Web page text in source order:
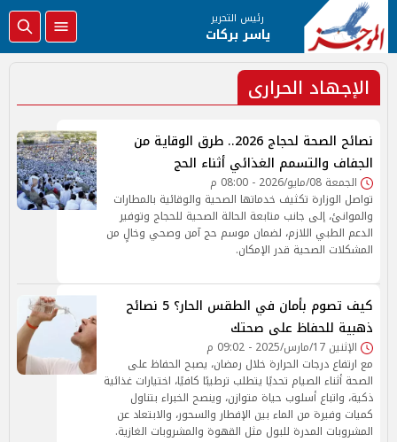
رئيس التحرير
ياسر بركات
الإجهاد الحرارى
نصائح الصحة لحجاج 2026.. طرق الوقاية من
الجفاف والتسمم الغذائي أثناء الحج
الجمعة 08/مايو/2026 - 08:00 م
تواصل الوزارة تكثيف خدماتها الصحية والوقائية بالمطارات
والموانئ، إلى جانب متابعة الحالة الصحية للحجاج وتوفير
الدعم الطبي اللازم، لضمان موسم حج آمن وصحي وخالٍ من
المشكلات الصحية قدر الإمكان.
كيف تصوم بأمان في الطقس الحار؟ 5 نصائح
ذهبية للحفاظ على صحتك
الإثنين 17/مارس/2025 - 09:02 م
مع ارتفاع درجات الحرارة خلال رمضان، يصبح الحفاظ على
الصحة أثناء الصيام تحديًا يتطلب ترطيبًا كافيًا، اختيارات غذائية
ذكية، واتباع أسلوب حياة متوازن، وينصح الخبراء بتناول
كميات وفيرة من الماء بين الإفطار والسحور، والابتعاد عن
المشروبات المدرة للبول مثل القهوة والمشروبات الغازية.